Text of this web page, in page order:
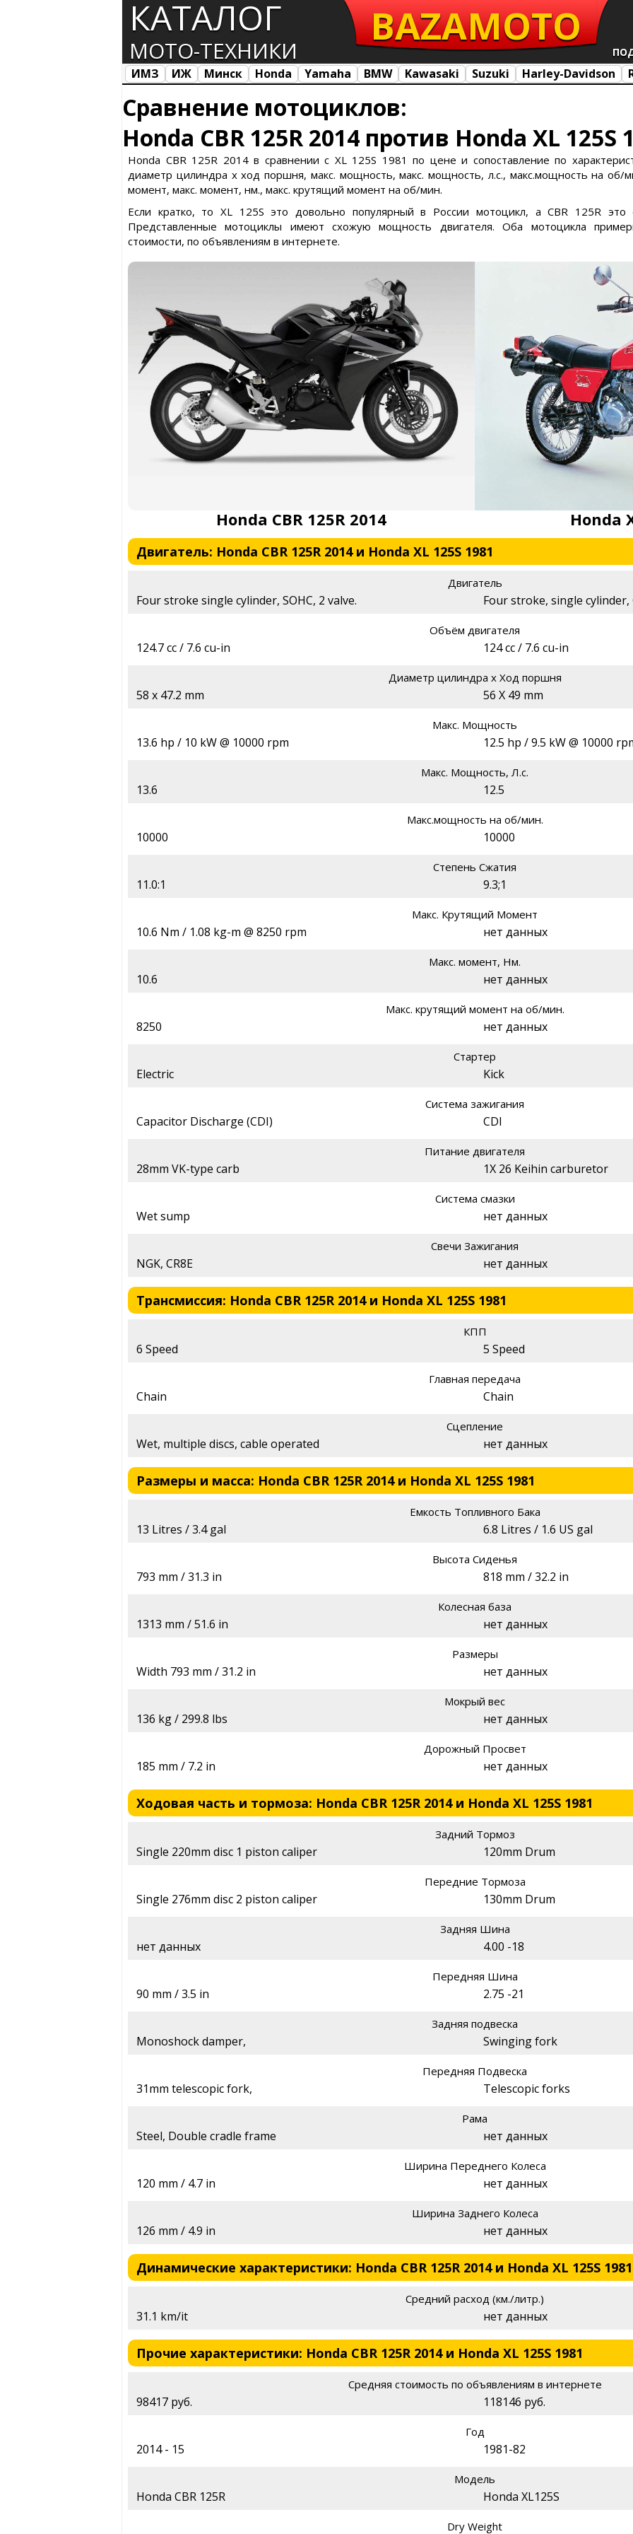
КАТАЛОГ
МОТО-ТЕХНИКИ
BAZAMOTO
ИМЗ ИЖ Минск Honda Yamaha BMW Kawasaki Suzuki Harley-Davidson
Сравнение мотоциклов:
Honda CBR 125R 2014 против Honda XL 125S
Honda CBR 125R 2014 в сравнении с XL 125S 1981 по цене и сопоставление по
диаметр цилиндра х ход поршня, макс. мощность, макс. мощность, л.с., макс.мощность на об/
момент, макс. момент, нм., макс. крутящий момент на об/мин.
Если кратко, то XL 125S это довольно популярный в России мотоцикл, а CBR 125R
Представленные мотоциклы имеют схожую мощность двигателя. Оба мотоцикла
стоимости, по объявлениям в интернете.
Honda CBR 125R 2014 Honda
Двигатель: Honda CBR 125R 2014 и Honda XL 125S 1981
Двигатель
Four stroke single cylinder, SOHC, 2 valve. Four stroke, single cylinder,
Объём двигателя
124.7 cc / 7.6 cu-in 124 cc / 7.6 cu-in
Диаметр цилиндра х Ход поршня
58 x 47.2 mm 56 X 49 mm
Макс. Мощность
13.6 hp / 10 kW @ 10000 rpm 12.5 hp / 9.5 kW @ 10000
Макс. Мощность, Л.с.
13.6 12.5
Макс.мощность на об/мин.
10000 10000
Степень Сжатия
11.0:1 9.3;1
Макс. Крутящий Момент
10.6 Nm / 1.08 kg-m @ 8250 rpm нет данных
Макс. момент, Нм.
10.6 нет данных
Макс. крутящий момент на об/мин.
8250 нет данных
Стартер
Electric Kick
Система зажигания
Capacitor Discharge (CDI) CDI
Питание двигателя
28mm VK-type carb 1X 26 Keihin carburetor
Система смазки
Wet sump нет данных
Свечи Зажигания
NGK, CR8E нет данных
Трансмиссия: Honda CBR 125R 2014 и Honda XL 125S 1981
КПП
6 Speed 5 Speed
Главная передача
Chain Chain
Сцепление
Wet, multiple discs, cable operated нет данных
Размеры и масса: Honda CBR 125R 2014 и Honda XL 125S 1981
Емкость Топливного Бака
13 Litres / 3.4 gal 6.8 Litres / 1.6 US gal
Высота Сиденья
793 mm / 31.3 in 818 mm / 32.2 in
Колесная база
1313 mm / 51.6 in нет данных
Размеры
Width 793 mm / 31.2 in нет данных
Мокрый вес
136 kg / 299.8 lbs нет данных
Дорожный Просвет
185 mm / 7.2 in нет данных
Ходовая часть и тормоза: Honda CBR 125R 2014 и Honda XL 125S 1981
Задний Тормоз
Single 220mm disc 1 piston caliper 120mm Drum
Передние Тормоза
Single 276mm disc 2 piston caliper 130mm Drum
Задняя Шина
нет данных 4.00 -18
Передняя Шина
90 mm / 3.5 in 2.75 -21
Задняя подвеска
Monoshock damper, Swinging fork
Передняя Подвеска
31mm telescopic fork, Telescopic forks
Рама
Steel, Double cradle frame нет данных
Ширина Переднего Колеса
120 mm / 4.7 in нет данных
Ширина Заднего Колеса
126 mm / 4.9 in нет данных
Динамические характеристики: Honda CBR 125R 2014 и Honda XL 125S 1981
Средний расход (км./литр.)
31.1 km/it нет данных
Прочие характеристики: Honda CBR 125R 2014 и Honda XL 125S 1981
Средняя стоимость по объявлениям в интернете
98417 руб. 118146 руб.
Год
2014 - 15 1981-82
Модель
Honda CBR 125R Honda XL125S
Dry Weight